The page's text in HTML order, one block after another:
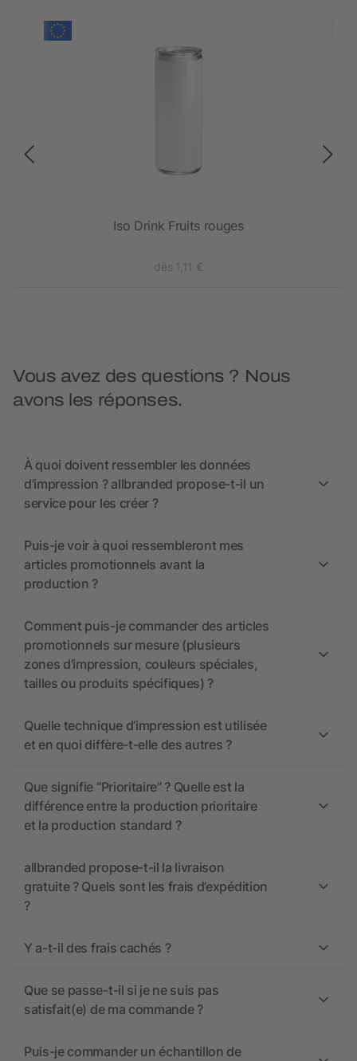
Iso Drink Fruits rouges
dès 1,11 €
Vous avez des questions ? Nous
avons les réponses.
À quoi doivent ressembler les données
d’impression ? allbranded propose-t-il un
service pour les créer ?
Puis-je voir à quoi ressembleront mes
articles promotionnels avant la
production ?
Comment puis-je commander des articles
promotionnels sur mesure (plusieurs
zones d’impression, couleurs spéciales,
tailles ou produits spécifiques) ?
Quelle technique d’impression est utilisée
et en quoi diffère-t-elle des autres ?
Que signifie “Prioritaire” ? Quelle est la
différence entre la production prioritaire
et la production standard ?
allbranded propose-t-il la livraison
gratuite ? Quels sont les frais d’expédition
?
Y a-t-il des frais cachés ?
Que se passe-t-il si je ne suis pas
satisfait(e) de ma commande ?
Puis-je commander un échantillon de